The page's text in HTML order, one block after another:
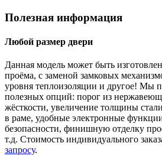
Полезная информация
Любой размер двери
Данная модель может быть
проёма, с заменой замковых
уровня теплоизоляции и другое! Мы
полезных опций: порог из
жёсткости, увеличение толщины
в раме, удобные электронные
безопасности, финишную отделку
т.д. Стоимость индивидуального
запросу.